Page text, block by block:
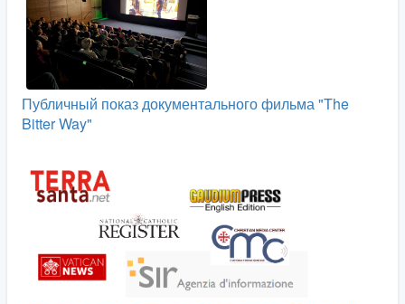
Публичный показ документального фильма "The
Bitter Way"